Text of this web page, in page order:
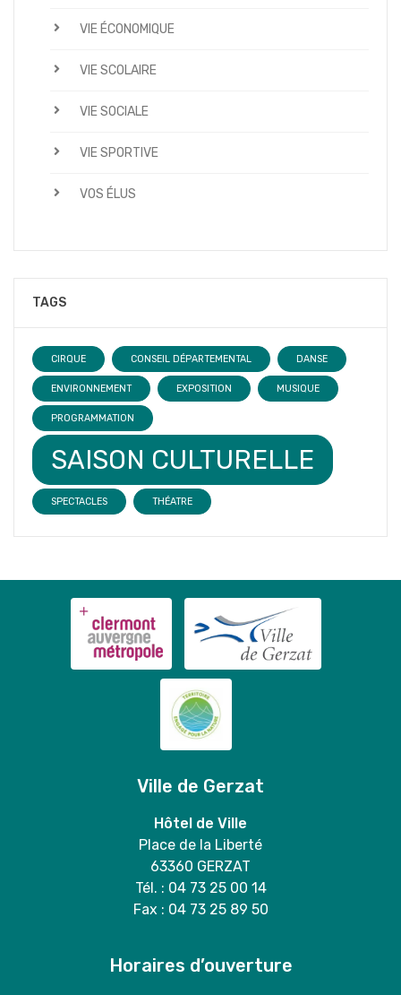
VIE ÉCONOMIQUE
VIE SCOLAIRE
VIE SOCIALE
VIE SPORTIVE
VOS ÉLUS
TAGS
CIRQUE CONSEIL DÉPARTEMENTAL DANSE
ENVIRONNEMENT EXPOSITION MUSIQUE
PROGRAMMATION
SAISON CULTURELLE
SPECTACLES THÉATRE
Ville de Gerzat
Hôtel de Ville
Place de la Liberté
63360 GERZAT
Tél. : 04 73 25 00 14
Fax : 04 73 25 89 50
Horaires d’ouverture